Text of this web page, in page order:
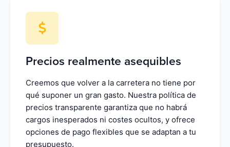
Precios realmente asequibles
Creemos que volver a la carretera no tiene por
qué suponer un gran gasto. Nuestra política de
precios transparente garantiza que no habrá
cargos inesperados ni costes ocultos, y ofrece
opciones de pago flexibles que se adaptan a tu
presupuesto.